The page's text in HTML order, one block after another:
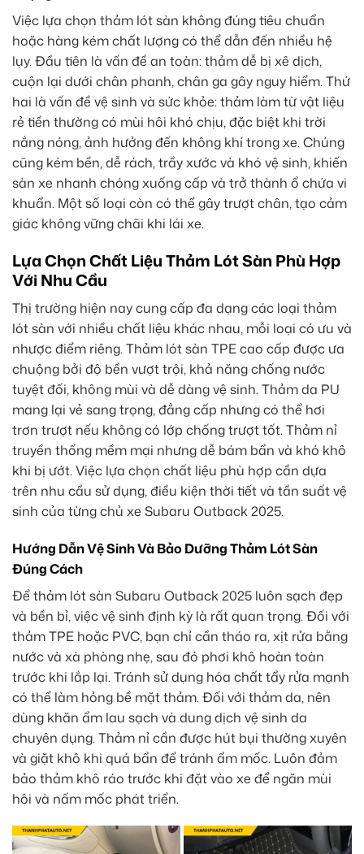
Việc lựa chọn thảm lót sàn không đúng tiêu chuẩn
hoặc hàng kém chất lượng có thể dẫn đến nhiều hệ
lụy. Đầu tiên là vấn đề an toàn: thảm dễ bị xê dịch,
cuộn lại dưới chân phanh, chân ga gây nguy hiểm. Thứ
hai là vấn đề vệ sinh và sức khỏe: thảm làm từ vật liệu
rẻ tiền thường có mùi hôi khó chịu, đặc biệt khi trời
nắng nóng, ảnh hưởng đến không khí trong xe. Chúng
cũng kém bền, dễ rách, trầy xước và khó vệ sinh, khiến
sàn xe nhanh chóng xuống cấp và trở thành ổ chứa vi
khuẩn. Một số loại còn có thể gây trượt chân, tạo cảm
giác không vững chãi khi lái xe.
Lựa Chọn Chất Liệu Thảm Lót Sàn Phù Hợp
Với Nhu Cầu
Thị trường hiện nay cung cấp đa dạng các loại thảm
lót sàn với nhiều chất liệu khác nhau, mỗi loại có ưu và
nhược điểm riêng. Thảm lót sàn TPE cao cấp được ưa
chuộng bởi độ bền vượt trội, khả năng chống nước
tuyệt đối, không mùi và dễ dàng vệ sinh. Thảm da PU
mang lại vẻ sang trọng, đẳng cấp nhưng có thể hơi
trơn trượt nếu không có lớp chống trượt tốt. Thảm nỉ
truyền thống mềm mại nhưng dễ bám bẩn và khó khô
khi bị ướt. Việc lựa chọn chất liệu phù hợp cần dựa
trên nhu cầu sử dụng, điều kiện thời tiết và tần suất vệ
sinh của từng chủ xe Subaru Outback 2025.
Hướng Dẫn Vệ Sinh Và Bảo Dưỡng Thảm Lót Sàn
Đúng Cách
Để thảm lót sàn Subaru Outback 2025 luôn sạch đẹp
và bền bỉ, việc vệ sinh định kỳ là rất quan trọng. Đối với
thảm TPE hoặc PVC, bạn chỉ cần tháo ra, xịt rửa bằng
nước và xà phòng nhẹ, sau đó phơi khô hoàn toàn
trước khi lắp lại. Tránh sử dụng hóa chất tẩy rửa mạnh
có thể làm hỏng bề mặt thảm. Đối với thảm da, nên
dùng khăn ẩm lau sạch và dung dịch vệ sinh da
chuyên dụng. Thảm nỉ cần được hút bụi thường xuyên
và giặt khô khi quá bẩn để tránh ẩm mốc. Luôn đảm
bảo thảm khô ráo trước khi đặt vào xe để ngăn mùi
hôi và nấm mốc phát triển.